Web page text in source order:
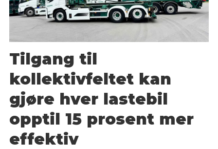
Tilgang til
kollektivfeltet kan
gjøre hver lastebil
opptil 15 prosent mer
effektiv